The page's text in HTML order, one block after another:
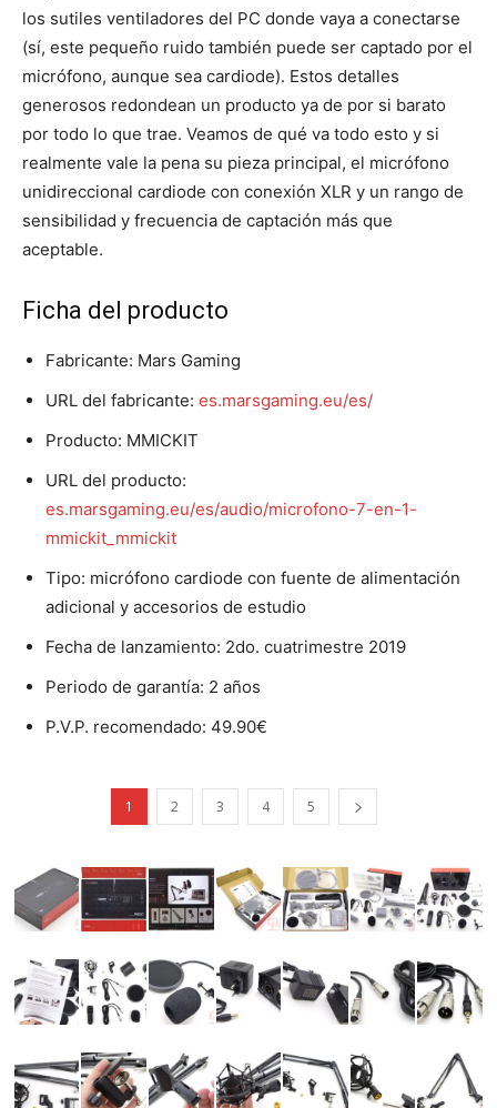
los sutiles ventiladores del PC donde vaya a conectarse
(sí, este pequeño ruido también puede ser captado por el
micrófono, aunque sea cardiode). Estos detalles
generosos redondean un producto ya de por si barato
por todo lo que trae. Veamos de qué va todo esto y si
realmente vale la pena su pieza principal, el micrófono
unidireccional cardiode con conexión XLR y un rango de
sensibilidad y frecuencia de captación más que
aceptable.
Ficha del producto
Fabricante: Mars Gaming
URL del fabricante: es.marsgaming.eu/es/
Producto: MMICKIT
URL del producto:
es.marsgaming.eu/es/audio/microfono-7-en-1-
mmickit_mmickit
Tipo: micrófono cardiode con fuente de alimentación
adicional y accesorios de estudio
Fecha de lanzamiento: 2do. cuatrimestre 2019
Periodo de garantía: 2 años
P.V.P. recomendado: 49.90€
1 2 3 4 5